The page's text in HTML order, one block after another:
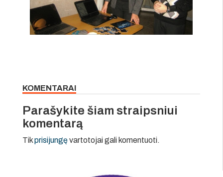
KOMENTARAI
Parašykite šiam straipsniui
komentarą
Tikprisijungęvartotojai gali komentuoti.